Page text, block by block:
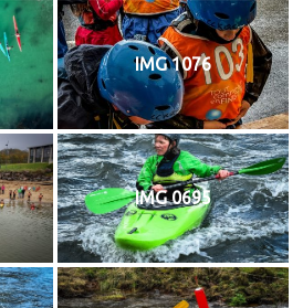
IMG 1076
IMG 0695